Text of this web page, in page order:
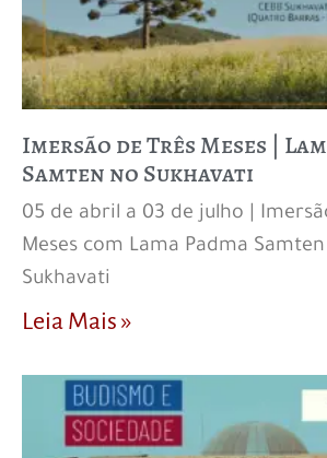
Imersão de Três Meses |
Samten no Sukhavati
05 de abril a 03 de julho |
Meses com Lama Padma Samten
Sukhavati
Leia Mais »